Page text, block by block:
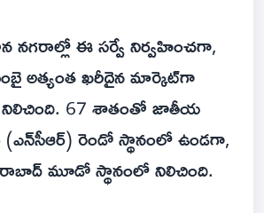
నగరాల్లో ఈ సర్వే నిర్వహించగా,
అత్యంత ఖరీదైన మార్కెట్‌గా
67 శాతంతో జాతీయ
రెండో స్థానంలో ఉండగా,
మూడో స్థానంలో నిలిచింది.